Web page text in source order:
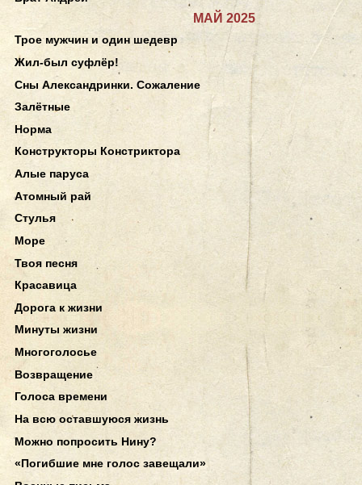
МАЙ 2025
Трое мужчин и один шедевр
Жил-был суфлёр!
Сны Александринки. Сожаление
Залётные
Норма
Конструкторы Констриктора
Алые паруса
Атомный рай
Стулья
Море
Твоя песня
Красавица
Дорога к жизни
Минуты жизни
Многоголосье
Возвращение
Голоса времени
На всю оставшуюся жизнь
Можно попросить Нину?
«Погибшие мне голос завещали»